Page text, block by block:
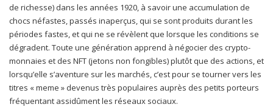
de richesse) dans les années 1920, à savoir une accumulation de
chocs néfastes, passés inaperçus, qui se sont produits durant les
périodes fastes, et qui ne se révèlent que lorsque les conditions se
dégradent. Toute une génération apprend à négocier des crypto-
monnaies et des NFT (jetons non fongibles) plutôt que des actions, et
lorsqu’elle s’aventure sur les marchés, c’est pour se tourner vers les
titres « meme » devenus très populaires auprès des petits porteurs
fréquentant assidûment les réseaux sociaux.